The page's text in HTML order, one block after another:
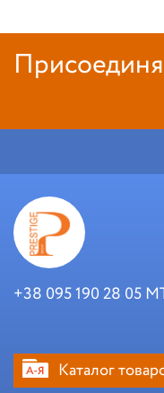
+38 095 190 28 05
Каталог